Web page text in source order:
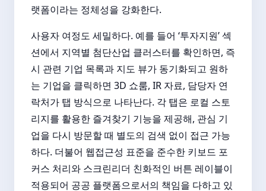
랫폼이라는 정체성을 강화한다.
사용자 여정도 세밀하다. 예를 들어 ‘투자지원’ 섹
션에서 지역별 첨단산업 클러스터를 확인하면, 즉
시 관련 기업 목록과 지도 뷰가 동기화되고 원하
는 기업을 클릭하면 3D 쇼룸, IR 자료, 담당자 연
락처가 탭 방식으로 나타난다. 각 탭은 로컬 스토
리지를 활용한 즐겨찾기 기능을 제공해, 관심 기
업을 다시 방문할 때 별도의 검색 없이 접근 가능
하다. 더불어 웹접근성 표준을 준수한 키보드 포
커스 처리와 스크린리더 친화적인 버튼 레이블이
적용되어 공공 플랫폼으로서의 책임을 다하고 있